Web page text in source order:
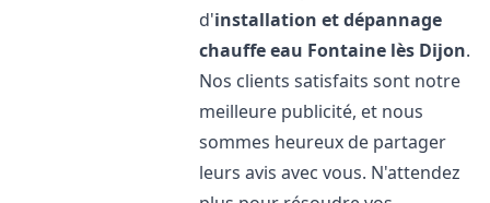
d'installation et dépannage
chauffe eau Fontaine lès Dijon.
Nos clients satisfaits sont notre
meilleure publicité, et nous
sommes heureux de partager
leurs avis avec vous. N'attendez